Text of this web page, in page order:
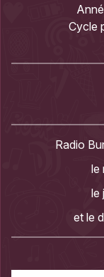
Cycle
Radio
le
le
et le